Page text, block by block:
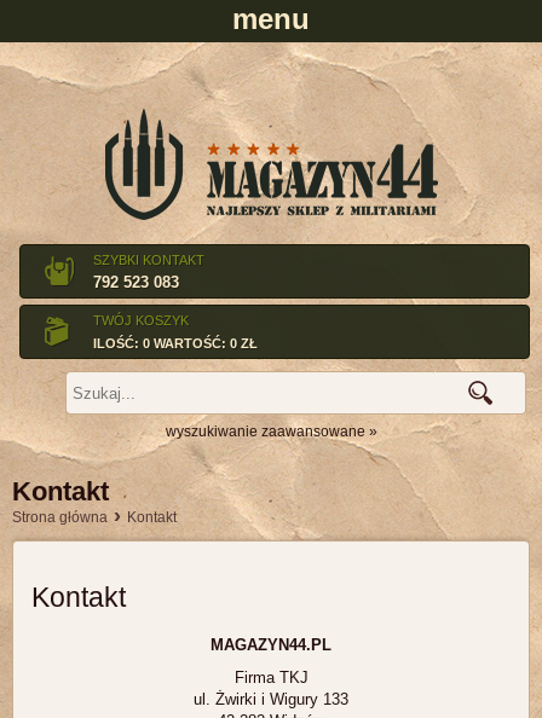
SZYBKI KONTAKT
792 523 083
TWÓJ KOSZYK
ILOŚĆ: 0 WARTOŚĆ: 0 ZŁ
wyszukiwanie zaawansowane »
Kontakt
Strona główna › Kontakt
Kontakt
MAGAZYN44.PL
Firma TKJ
ul. Żwirki i Wigury 133